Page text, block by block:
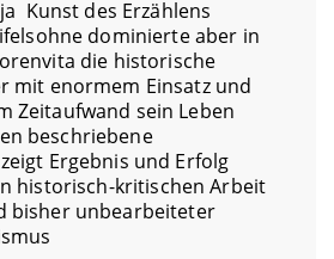
Kunst des Erzählens
dominierte aber in
die historische
mit enormem Einsatz und
Zeitaufwand sein Leben
beschriebene
Ergebnis und Erfolg
historisch-kritischen Arbeit
bisher unbearbeiteter